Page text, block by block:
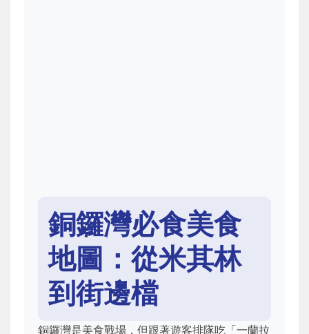
銅鑼灣必食美食
地圖：從米其林
到街邊檔
銅鑼灣是美食戰場，但跟著遊客排隊吃「一蘭拉